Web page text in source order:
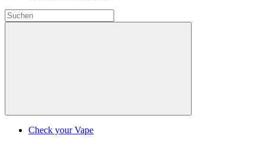
Check your Vape